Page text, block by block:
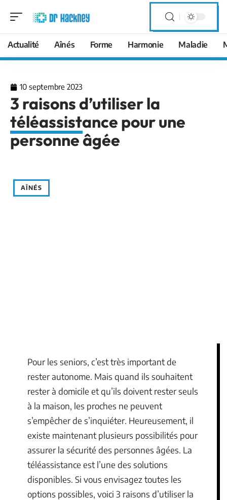
Actualité Aînés Forme Harmonie Maladie
10 septembre 2023
3 raisons d’utiliser la
téléassistance pour une
personne âgée
AÎNÉS
Pour les seniors, c’est très important de
rester autonome. Mais quand ils souhaitent
rester à domicile et qu’ils doivent rester seuls
à la maison, les proches ne peuvent
s’empêcher de s’inquiéter. Heureusement, il
existe maintenant plusieurs possibilités pour
assurer la sécurité des personnes âgées. La
téléassistance est l’une des solutions
disponibles. Si vous envisagez toutes les
options possibles, voici 3 raisons d’utiliser la